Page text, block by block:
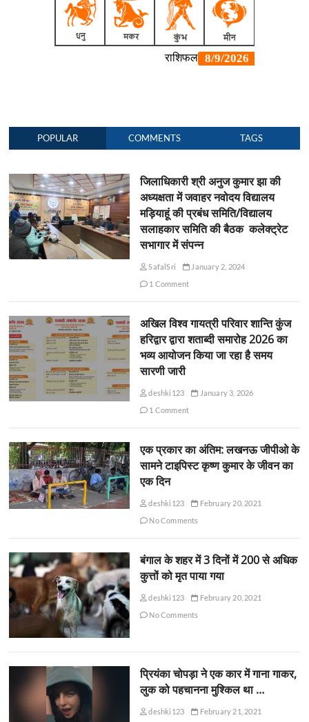
POPULAR COMMENTS TAGS
जिलाधिकारी श्री अनुज कुमार झा की
अध्यक्षता में जवाहर नवोदय विद्यालय
मड़ियाहूं की प्रबंध समिति/विद्यालय
सलाहकार समिति की बैठक कलेक्ट्रेट
सभागार में संपन्न
SafalSri
January 2, 2024
1 Comment
अखिल विश्व गायत्री परिवार शान्ति कुंज
हरिद्वार द्वारा शताब्दी समारोह 2026 का
भव्य आयोजन किया जा रहा है समय
सारणी जारी
deshki123
January 3, 2026
1 Comment
एक प्रकार का अंतिम: लखनऊ जीपीओ के
सामने टाइपिस्ट कृष्ण कुमार के जीवन का
एक दिन
deshki123
February 20, 2021
No Comments
बंगाल के शहर में 3 दिनों में 200 से अधिक
कुत्तों को मृत पाया गया
deshki123
February 20, 2021
No Comments
प्रियंका चोपड़ा ने एक कार में गाना गाकर,
लुक को पहचानना मुश्किल था …
deshki123
February 21, 2021